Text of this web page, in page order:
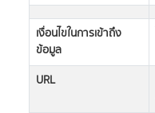
เงื่อนไขในการเข้าถึง
ข้อมูล
URL